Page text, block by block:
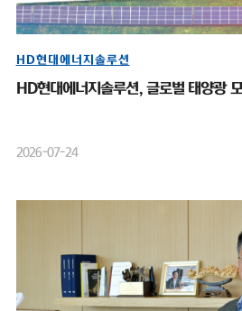
HD현대에너지솔루션
HD현대에너지솔루션, 글로벌 태양광
2026-07-24